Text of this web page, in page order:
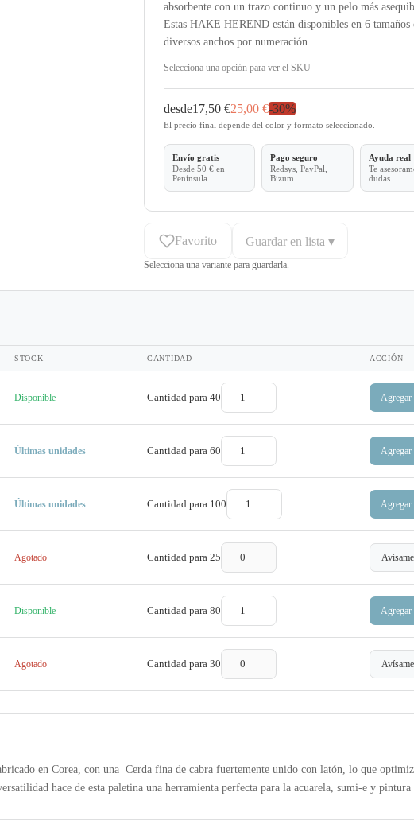
absorbente con un trazo continuo y un pelo más
Estas HAKE HEREND están disponibles en 6 tamaños
diversos anchos por numeración
Selecciona una opción para ver el SKU
desde17,50 €25,00 €-30%
El precio final depende del color y formato seleccionado.
Envío gratis
Desde 50 € en
Península
Pago seguro
Redsys, PayPal,
Bizum
Ayuda real
Te
dudas
Favorito Guardar en lista ▾
Selecciona una variante para guardarla.
STOCK CANTIDAD ACCIÓN
Disponible Cantidad para 40 Agregar
Últimas unidades Cantidad para 60 Agregar
Últimas unidades Cantidad para 100 Agregar
Agotado Cantidad para 25 Avísame
Disponible Cantidad para 80 Agregar
Agotado Cantidad para 30 Avísame
en Corea, con una Cerda fina de cabra fuertemente unido con latón, lo que
hace de esta paletina una herramienta perfecta para la acuarela, sumi-e y